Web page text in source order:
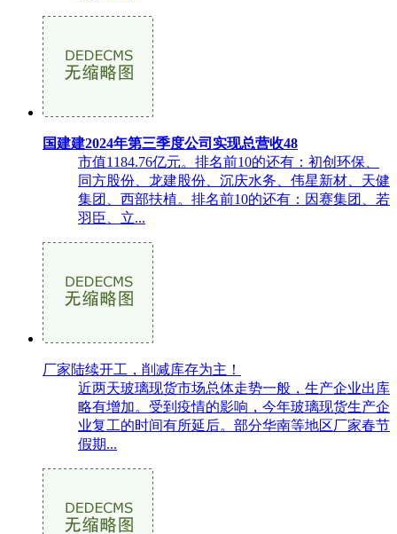
国建建2024年第三季度公司实现总营收48
市值1184.76亿元。排名前10的还有：初创环保、
同方股份、龙建股份、沉庆水务、伟星新材、天健
集团、西部扶植。排名前10的还有：因赛集团、若
羽臣、立...
厂家陆续开工，削减库存为主！
近两天玻璃现货市场总体走势一般，生产企业出库
略有增加。受到疫情的影响，今年玻璃现货生产企
业复工的时间有所延后。部分华南等地区厂家春节
假期...